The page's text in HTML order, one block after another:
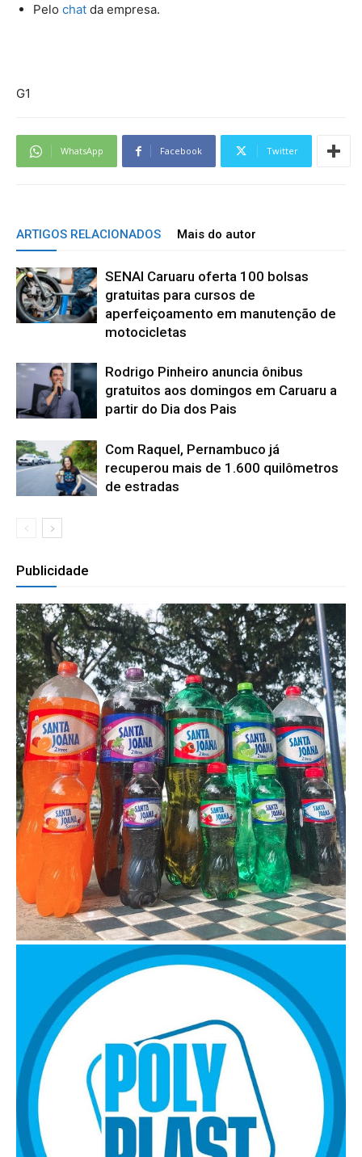
Pelo chat da empresa.
G1
WhatsApp Facebook Twitter
ARTIGOS RELACIONADOS Mais do autor
SENAI Caruaru oferta 100 bolsas
gratuitas para cursos de
aperfeiçoamento em manutenção de
motocicletas
Rodrigo Pinheiro anuncia ônibus
gratuitos aos domingos em Caruaru a
partir do Dia dos Pais
Com Raquel, Pernambuco já
recuperou mais de 1.600 quilômetros
de estradas
Publicidade